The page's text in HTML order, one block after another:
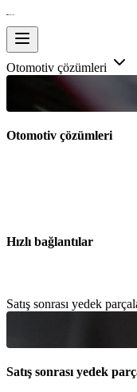
Otomotiv çözümleri
Otomotiv çözümleri
Hızlı bağlantılar
Satış sonrası yedek
Satış sonrası yedek